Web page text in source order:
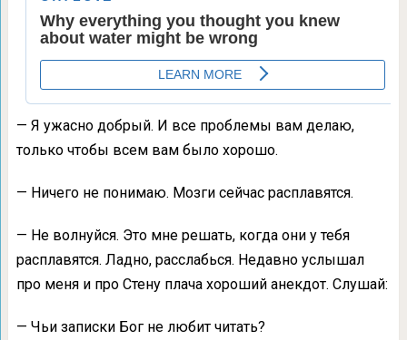
— Я ужасно добрый. И все проблемы вам делаю,
только чтобы всем вам было хорошо.
— Ничего не понимаю. Мозги сейчас расплавятся.
— Не волнуйся. Это мне решать, когда они у тебя
расплавятся. Ладно, расслабься. Недавно услышал
про меня и про Стену плача хороший анекдот. Слушай:
— Чьи записки Бог не любит читать?